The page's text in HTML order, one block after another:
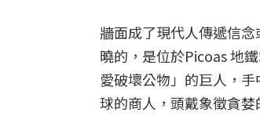
牆面成了現代人傳遞信
曉的，是位於Picoas 地
愛破壞公物」的巨人，
球的商人，頭戴象徵貪